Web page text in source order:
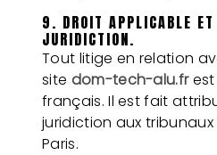
9. DROIT APPLICABLE
JURIDICTION.
Tout litige en relation
site dom-tech-alu.frest
français. Il est fait
juridiction aux
Paris.